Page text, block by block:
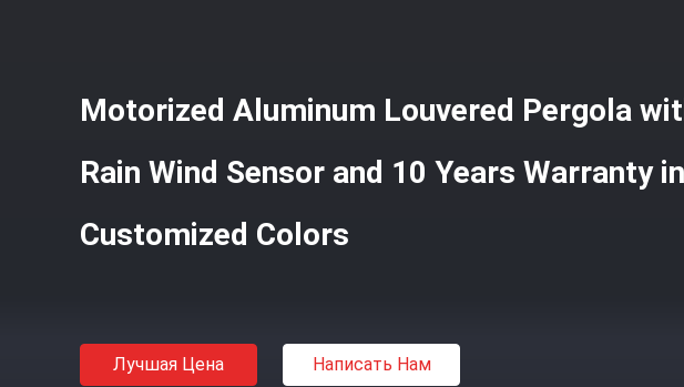
Motorized Aluminum Louvered Pergola
Rain Wind Sensor and 10 Years Warranty in
Customized Colors
Лучшая Цена Написать Нам